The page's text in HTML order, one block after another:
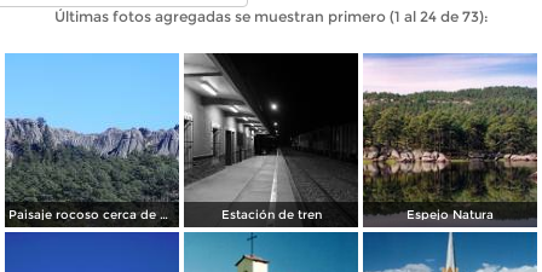
Últimas fotos agregadas se muestran primero (1 al 24 de 73):
Paisaje rocoso cerca de Creel Estación de tren Espejo Natura